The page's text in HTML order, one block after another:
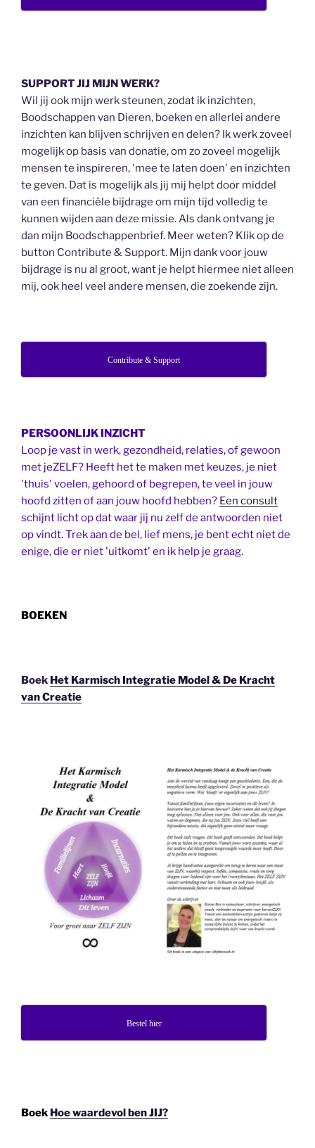
SUPPORT JIJ MIJN WERK?
Wil jij ook mijn werk steunen, zodat ik inzichten,
Boodschappen van Dieren, boeken en allerlei andere
inzichten kan blijven schrijven en delen? Ik werk zoveel
mogelijk op basis van donatie, om zo zoveel mogelijk
mensen te inspireren, 'mee te laten doen' en inzichten
te geven. Dat is mogelijk als jij mij helpt door middel
van een financiële bijdrage om mijn tijd volledig te
kunnen wijden aan deze missie. Als dank ontvang je
dan mijn Boodschappenbrief. Meer weten? Klik op de
button Contribute & Support. Mijn dank voor jouw
bijdrage is nu al groot, want je helpt hiermee niet alleen
mij, ook heel veel andere mensen, die zoekende zijn.
Contribute & Support
PERSOONLIJK INZICHT
Loop je vast in werk, gezondheid, relaties, of gewoon
met jeZELF? Heeft het te maken met keuzes, je niet
'thuis' voelen, gehoord of begrepen, te veel in jouw
hoofd zitten of aan jouw hoofd hebben? Een consult
schijnt licht op dat waar jij nu zelf de antwoorden niet
op vindt. Trek aan de bel, lief mens, je bent echt niet de
enige, die er niet 'uitkomt' en ik help je graag.
BOEKEN
Boek Het Karmisch Integratie Model & De Kracht
van Creatie
Bestel hier
Boek Hoe waardevol ben JIJ?